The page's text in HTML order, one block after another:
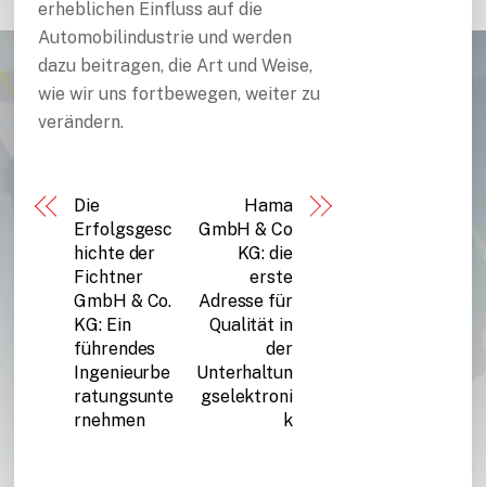
erheblichen Einfluss auf die
Automobilindustrie und werden
dazu beitragen, die Art und Weise,
wie wir uns fortbewegen, weiter zu
verändern.
Die
Erfolgsgesc
hichte der
Fichtner
GmbH & Co.
KG: Ein
führendes
Ingenieurbe
ratungsunte
rnehmen
Hama
GmbH & Co
KG: die
erste
Adresse für
Qualität in
der
Unterhaltun
gselektroni
k